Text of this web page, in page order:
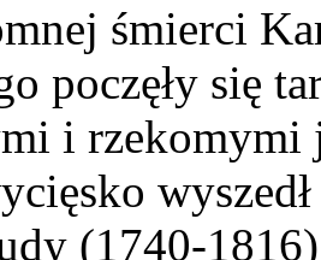
śmierci
poczęły się
i rzekomymi
(1740-